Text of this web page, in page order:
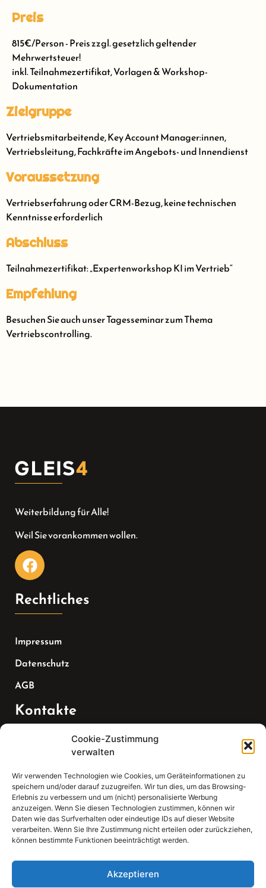
Cookie-Zustimmung
verwalten
Wir verwenden Technologien wie Cookies, um Geräteinformationen zu
speichern und/oder darauf zuzugreifen. Wir tun dies, um das Browsing-
Erlebnis zu verbessern und um (nicht) personalisierte Werbung
anzuzeigen. Wenn Sie diesen Technologien zustimmen, können wir
Daten wie das Surfverhalten oder eindeutige IDs auf dieser Website
verarbeiten. Wenn Sie Ihre Zustimmung nicht erteilen oder zurückziehen,
können bestimmte Funktionen beeinträchtigt werden.
Akzeptieren
Preis
815€/Person - Preis zzgl. gesetzlich geltender
Mehrwertsteuer!
inkl. Teilnahmezertifikat, Vorlagen & Workshop-
Dokumentation
Zielgruppe
Vertriebsmitarbeitende, Key Account Manager:innen,
Vertriebsleitung, Fachkräfte im Angebots- und Innendienst
Voraussetzung
Vertriebserfahrung oder CRM-Bezug, keine technischen
Kenntnisse erforderlich
Abschluss
Teilnahmezertifikat: „Expertenworkshop KI im Vertrieb“
Empfehlung
Besuchen Sie auch unser Tagesseminar zum Thema
Vertriebscontrolling.
Weiterbildung für Alle!
Weil Sie vorankommen wollen.
Rechtliches
Impressum
Datenschutz
AGB
Kontakte
07147 270 3349
Email:
sekretariat(at)gleis4-seminarzentrum.com
Adresse:
Bahnhofstraße 21, 74343 Sachsenheim